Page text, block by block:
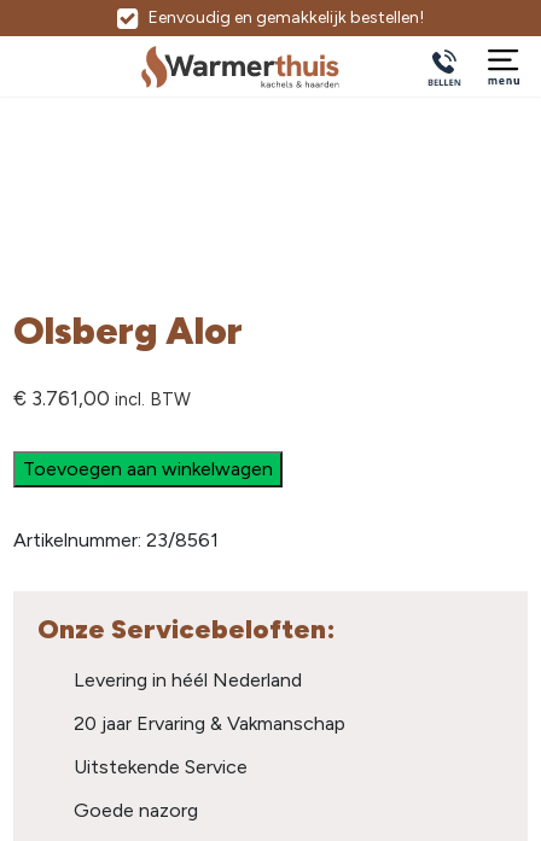
Eenvoudig en gemakkelijk bestellen!
Olsberg Alor
€ 3.761,00 incl. BTW
Toevoegen aan winkelwagen
Artikelnummer:23/8561
Onze Servicebeloften:
Levering in héél Nederland
20 jaar Ervaring & Vakmanschap
Uitstekende Service
Goede nazorg